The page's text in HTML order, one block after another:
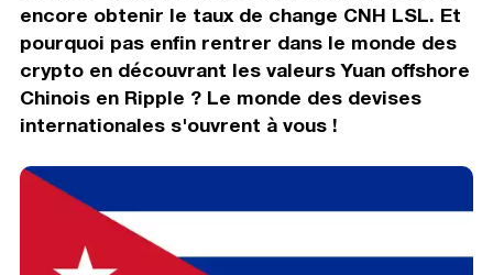
encore obtenir le taux de change CNH LSL. Et
pourquoi pas enfin rentrer dans le monde des
crypto en découvrant les valeurs Yuan offshore
Chinois en Ripple ? Le monde des devises
internationales s'ouvrent à vous !